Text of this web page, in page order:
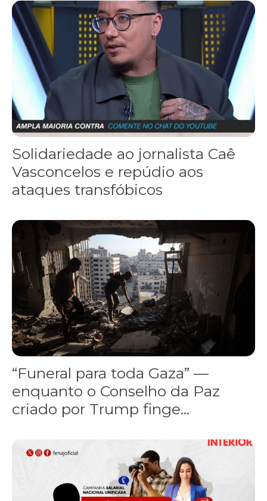
Solidariedade ao jornalista Caê Vasconcelos e repúdio aos
Solidariedade ao jornalista Caê
Vasconcelos e repúdio aos
ataques transfóbicos
“Funeral para toda Gaza” — enquanto o Conselho da Paz
“Funeral para toda Gaza” —
enquanto o Conselho da Paz
criado por Trump finge...
Assinada nova CCT de jornais e revistas do interior